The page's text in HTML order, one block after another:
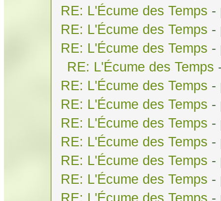
RE: L'Écume des Temps -
RE: L'Écume des Temps -
RE: L'Écume des Temps -
RE: L'Écume des Temps
RE: L'Écume des Temps -
RE: L'Écume des Temps -
RE: L'Écume des Temps -
RE: L'Écume des Temps -
RE: L'Écume des Temps -
RE: L'Écume des Temps -
RE: L'Écume des Temps -